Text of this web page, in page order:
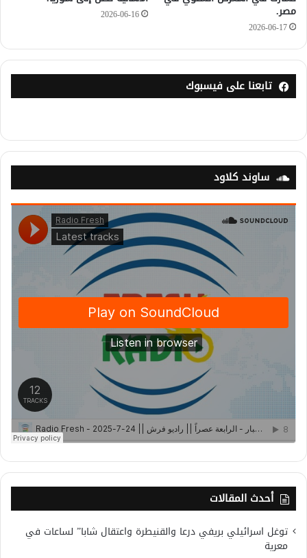
مصر.
2026-06-17
2026-06-16
تابعنا على فيسبوك
ساوند كلاود
أحدث المقالات
توغل اسرائيلي بريفي درعا والقنيطرة واعتقال شابا” لساعات في
معرية